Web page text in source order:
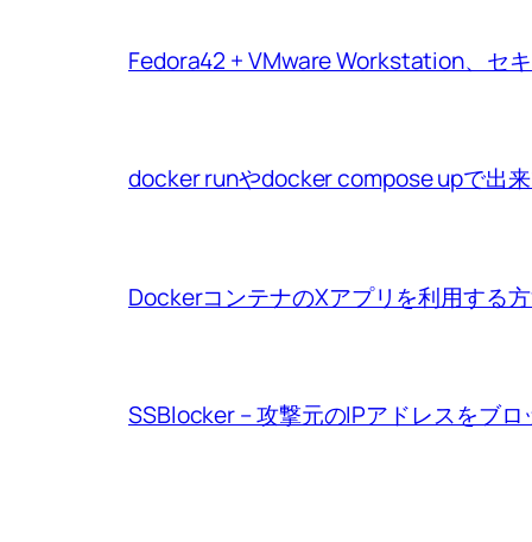
Fedora42 + VMware Workstation、セ
docker runやdocker compose upで出
DockerコンテナのXアプリを利用する
SSBlocker – 攻撃元のIPアドレスをブロ